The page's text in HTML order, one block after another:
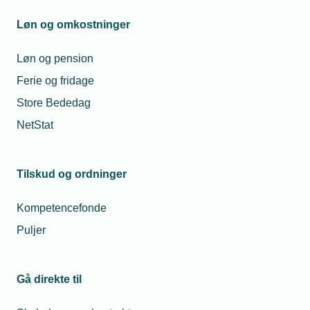
Løn og omkostninger
Løn og pension
Ferie og fridage
Store Bededag
NetStat
Tilskud og ordninger
Kompetencefonde
Puljer
Gå direkte til
Epx
Hvad er epx?
Grøn hue skal skaffe flere faglærte til en grøn
Forstå epx-uddannelsen: En ny vej til det